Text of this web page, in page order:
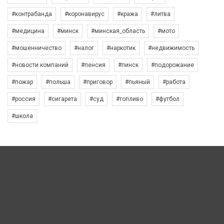
#контрабанда #коронавирус #кража #литва
#медицина #минск #минская_область #мото
#мошенничество #налог #наркотик #недвижимость
#новости компаний #пенсия #пинск #подорожание
#пожар #польша #приговор #пьяный #работа
#россия #сигарета #суд #топливо #футбол
#школа